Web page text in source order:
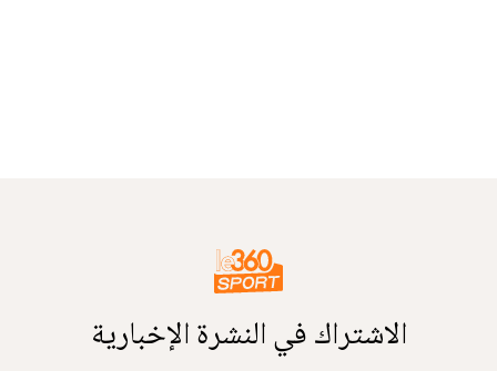
الاشتراك في النشرة الإخبارية